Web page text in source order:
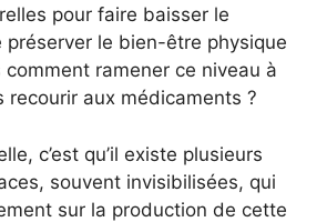
pour faire baisser le
le bien-être physique
ramener ce niveau à
recourir aux médicaments ?
c’est qu’il existe plusieurs
souvent invisibilisées, qui
sur la production de cette